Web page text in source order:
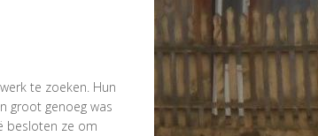
te zoeken. Hun
groot genoeg was
besloten ze om